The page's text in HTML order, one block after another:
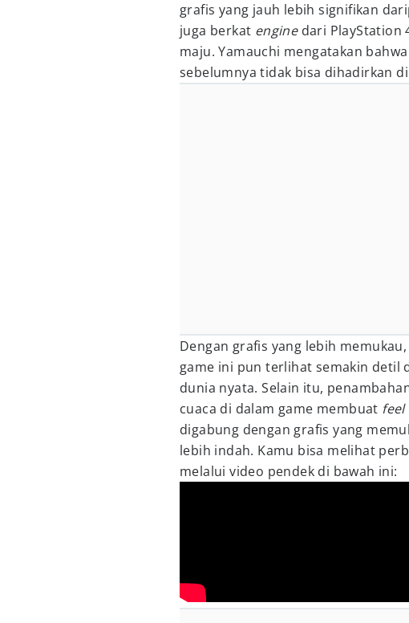
grafis yang jauh lebih signifikan
juga berkat enginedari PlayStation
maju. Yamauchi mengatakan
sebelumnya tidak bisa dihadirkan
Dengan grafis yang lebih
game ini pun terlihat semakin detil
dunia nyata. Selain itu,
cuaca di dalam game membuat feel
digabung dengan grafis yang
lebih indah. Kamu bisa melihat
melalui video pendek di bawah ini: